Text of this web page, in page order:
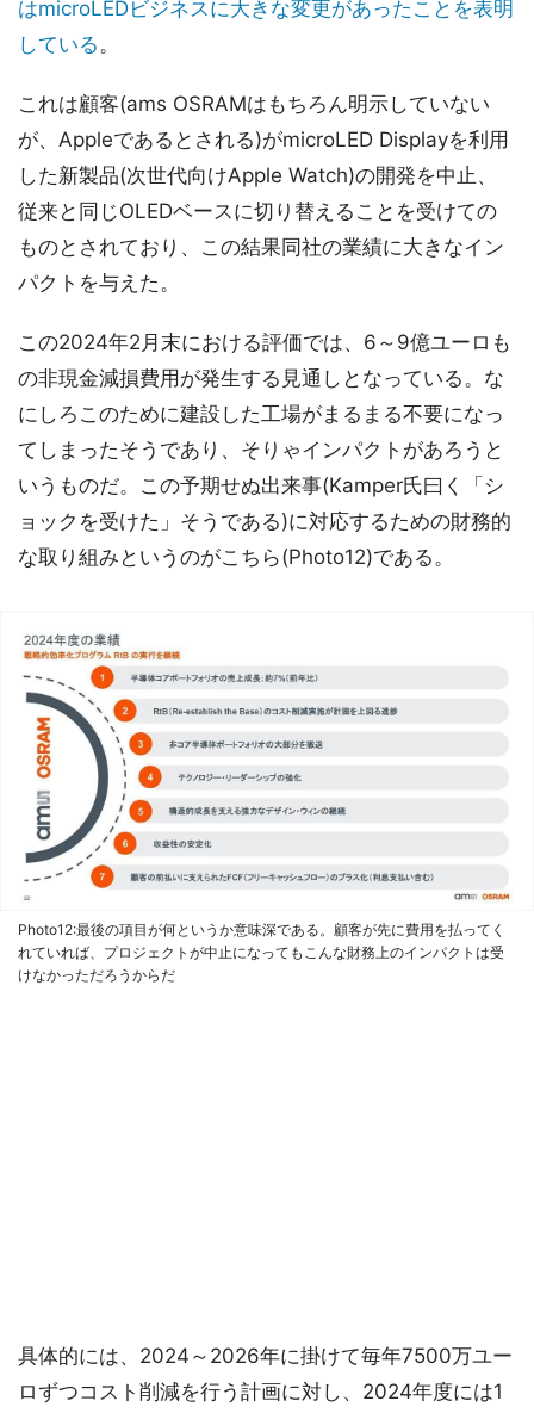
はmicroLEDビジネスに大きな変更があったことを表明
している 。
これは顧客(ams OSRAMはもちろん明示していない
が、Appleであるとされる)がmicroLED Displayを利用
した新製品(次世代向けApple Watch)の開発を中止、
従来と同じOLEDベースに切り替えることを受けての
ものとされており、この結果同社の業績に大きなイン
パクトを与えた。
この2024年2月末における評価では、6～9億ユーロも
の非現金減損費用が発生する見通しとなっている。な
にしろこのために建設した工場がまるまる不要になっ
てしまったそうであり、そりゃインパクトがあろうと
いうものだ。この予期せぬ出来事(Kamper氏曰く「シ
ョックを受けた」そうである)に対応するための財務的
な取り組みというのがこちら(Photo12)である。
Photo12:最後の項目が何というか意味深である。顧客が先に費用を払ってく
れていれば、プロジェクトが中止になってもこんな財務上のインパクトは受
けなかっただろうからだ
具体的には、2024～2026年に掛けて毎年7500万ユー
ロずつコスト削減を行う計画に対し、2024年度には1